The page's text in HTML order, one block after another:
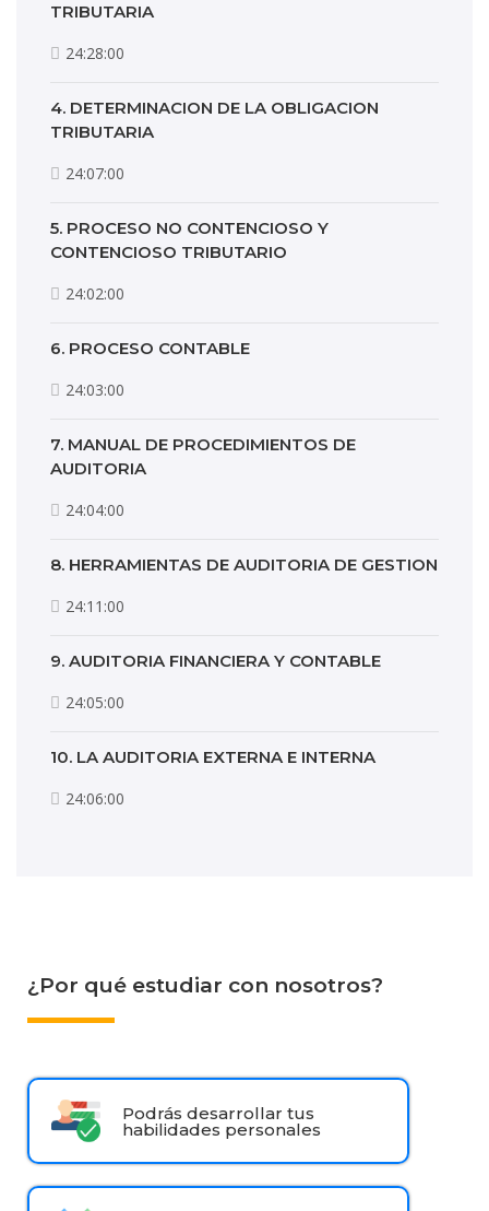
TRIBUTARIA
24:28:00
4. DETERMINACION DE LA OBLIGACION
TRIBUTARIA
24:07:00
5. PROCESO NO CONTENCIOSO Y
CONTENCIOSO TRIBUTARIO
24:02:00
6. PROCESO CONTABLE
24:03:00
7. MANUAL DE PROCEDIMIENTOS DE
AUDITORIA
24:04:00
8. HERRAMIENTAS DE AUDITORIA DE GESTION
24:11:00
9. AUDITORIA FINANCIERA Y CONTABLE
24:05:00
10. LA AUDITORIA EXTERNA E INTERNA
24:06:00
¿Por qué estudiar con nosotros?
Podrás desarrollar tus
habilidades personales